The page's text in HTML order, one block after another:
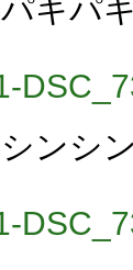
パキパキ
シンシ